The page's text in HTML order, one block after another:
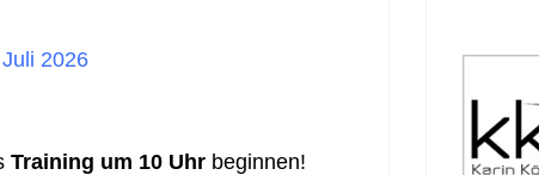
2026
Training um 10 Uhr beginnen!